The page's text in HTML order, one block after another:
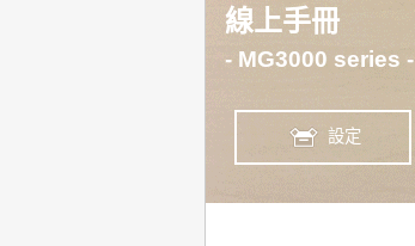
線上手冊
- MG3000 series -
設定